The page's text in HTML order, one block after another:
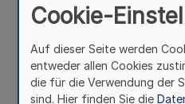
Verwaltungsvorschrift
Cookie-
Auf dieser Seite werden
entweder allen Cookies
die für die Verwendung der
sind. Hier finden Sie die